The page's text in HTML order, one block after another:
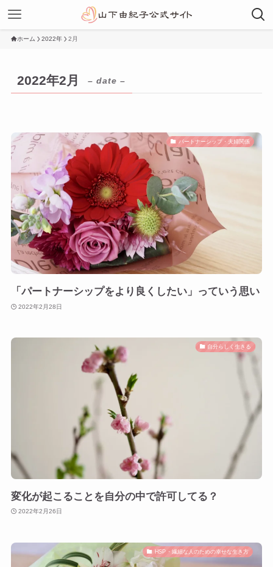
ホーム 2022年 2月
2022年2月 – date –
パートナーシップ・夫婦関係
「パートナーシップをより良くしたい」っていう思い
2022年2月28日
自分らしく生きる
変化が起こることを自分の中で許可してる？
2022年2月26日
HSP・繊細な人のための幸せな生き方